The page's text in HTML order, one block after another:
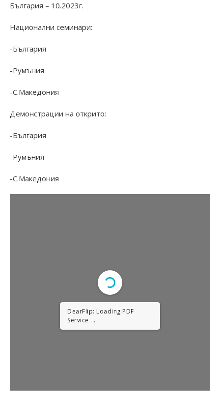
България – 10.2023г.
Национални семинари:
-България
-Румъния
-С.Македония
Демонстрации на открито:
-България
-Румъния
-С.Македония
DearFlip: Loading PDF
Service ...